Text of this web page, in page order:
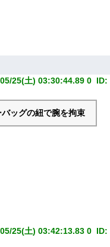
25(土) 03:30:44.89 0 ID:
ッグの紐で腕を拘束
25(土) 03:42:13.83 0 ID: